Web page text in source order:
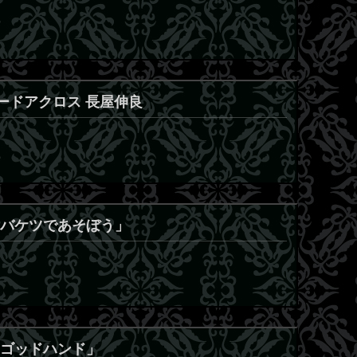
ドアクロス 長屋伸良
ケツであそぼう」
ッドハンド」